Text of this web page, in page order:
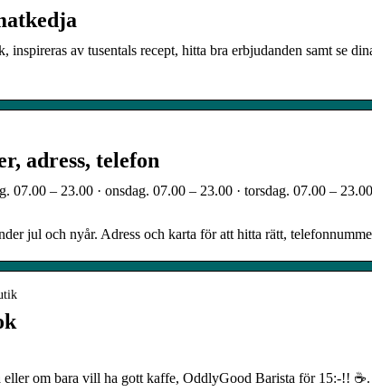
inspireras av tusentals recept, hitta bra erbjudanden samt se
adress, telefon
07.00 – 23.00 · onsdag. 07.00 – 23.00 · torsdag. 07.00 –
jul och nyår. Adress och karta för att hitta rätt,
eller om bara vill ha gott kaffe, OddlyGood Barista för 15:-!!